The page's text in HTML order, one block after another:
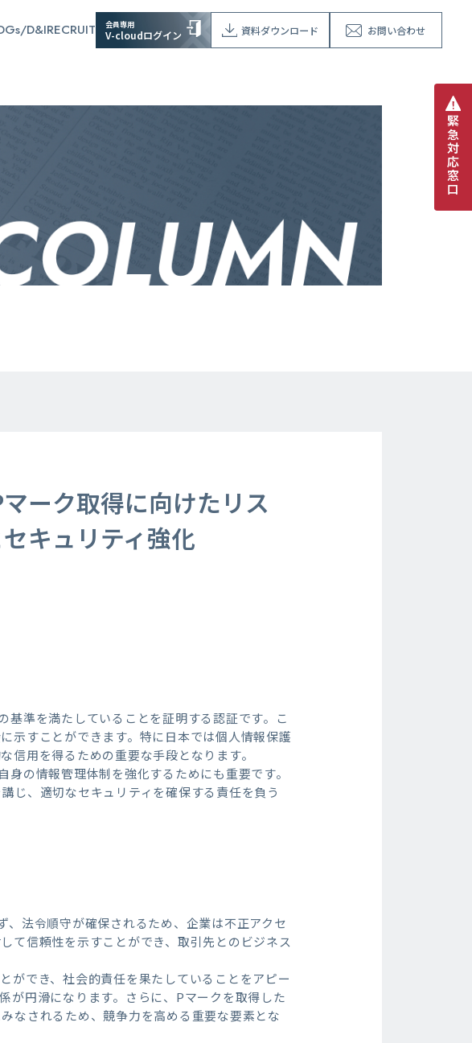
D&IRECRUIT 会員専用
V-cloudログイン 資料ダウンロード お問い合わせ
緊
急
対
応
窓
口
ーク取得に向けたリス
キュリティ強化
準を満たしていることを証明する認証です。こ
示すことができます。特に日本では個人情報保護
信用を得るための重要な手段となります。
の情報管理体制を強化するためにも重要です。
じ、適切なセキュリティを確保する責任を負う
法令順守が確保されるため、企業は不正アクセ
て信頼性を示すことができ、取引先とのビジネス
ができ、社会的責任を果たしていることをアピー
が円滑になります。さらに、Pマークを取得した
なされるため、競争力を高める重要な要素とな